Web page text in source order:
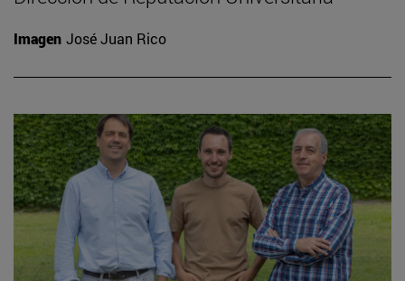
Imagen José Juan Rico